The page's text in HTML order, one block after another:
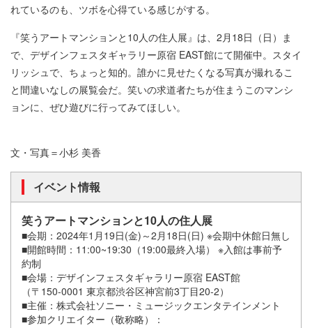
れているのも、ツボを心得ている感じがする。
『笑うアートマンションと10人の住人展』は、2月18日（日）ま
で、デザインフェスタギャラリー原宿 EAST館にて開催中。スタイ
リッシュで、ちょっと知的。誰かに見せたくなる写真が撮れるこ
と間違いなしの展覧会だ。笑いの求道者たちが住まうこのマンシ
ョンに、ぜひ遊びに行ってみてほしい。
文・写真＝小杉 美香
イベント情報
笑うアートマンションと10人の住人展
■会期：2024年1月19日(金)～2月18日(日) ※会期中休館日無し
■開館時間：11:00~19:30（19:00最終入場） ※入館は事前予
約制
■会場：デザインフェスタギャラリー原宿 EAST館
（〒150-0001 東京都渋谷区神宮前3丁目20-2）
■主催：株式会社ソニー・ミュージックエンタテインメント
■参加クリエイター（敬称略）：